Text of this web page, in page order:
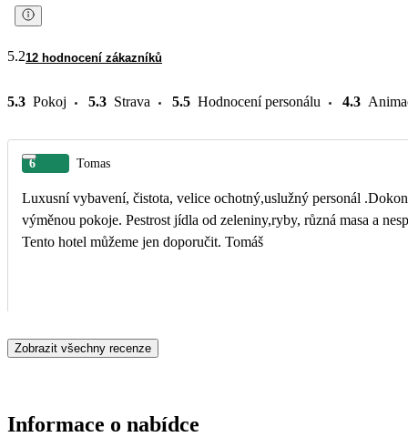
5.212 hodnocení zákazníků
5.3 Pokoj 5.3 Strava 5.5 Hodnocení personálu 4.3
6 Tomas
Luxusní vybavení, čistota, velice ochotný,uslužný personál
výměnou pokoje. Pestrost jídla od zeleniny,ryby, různá masa a nespočet sladkých dezertů.
Tento hotel můžeme jen doporučit. Tomáš
Zobrazit všechny recenze
Informace o nabídce